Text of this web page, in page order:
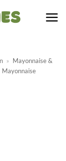
» Mayonnaise &
Mayonnaise